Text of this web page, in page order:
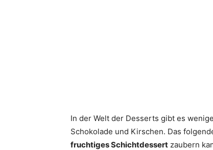
In der Welt der Desserts gibt es
Schokolade und Kirschen. Das
fruchtiges Schichtdessert zaubern